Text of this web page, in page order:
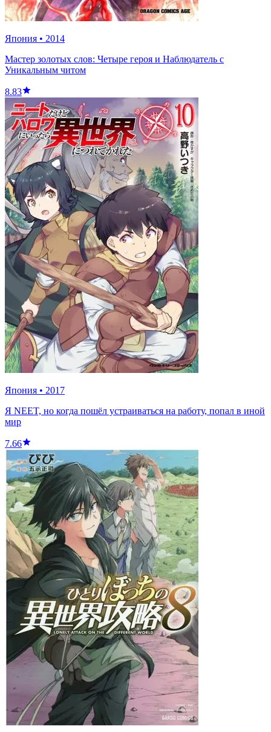
Япония • 2014
Мастер золотых слов: Четыре героя и Наблюдатель с
Уникальным читом
8.83
Япония • 2017
Я NEET, но когда пошёл устраиваться на работу, попал в иной
мир
7.66